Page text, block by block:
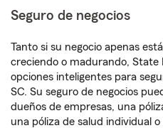
Seguro de negocios
Tanto si su negocio apenas
creciendo o madurando, State
opciones inteligentes para
SC. Su seguro de negocios
dueños de empresas, una
una póliza de salud individual